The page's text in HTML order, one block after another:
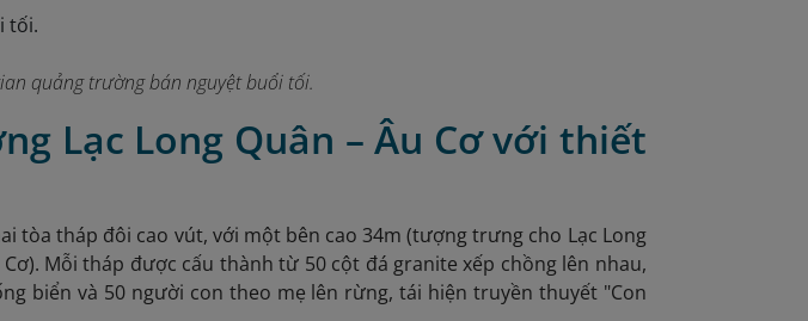
quảng trường bán nguyệt buổi tối.
Lạc Long Quân – Âu Cơ với thiết
tòa tháp đôi cao vút, với một bên cao 34m (tượng trưng cho Lạc Long
Mỗi tháp được cấu thành từ 50 cột đá granite xếp chồng lên nhau,
biển và 50 người con theo mẹ lên rừng, tái hiện truyền thuyết "Con